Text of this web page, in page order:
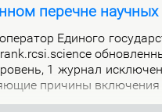
перечне
Еди­но­го
1 жур­нал
при­чи­ны